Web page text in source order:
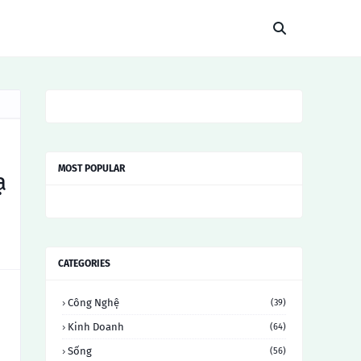
MOST POPULAR
CATEGORIES
Công Nghệ (39)
Kinh Doanh (64)
Sống (56)